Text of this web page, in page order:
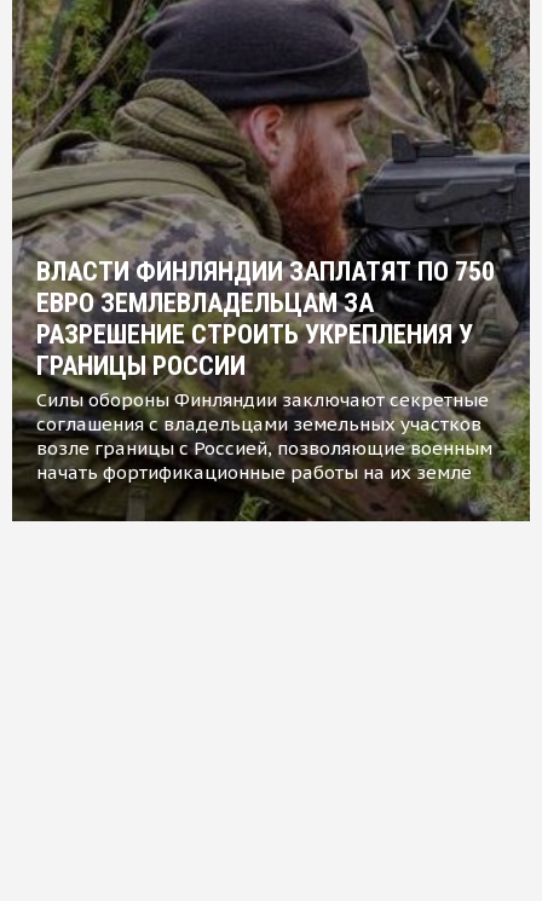
ВЛАСТИ ФИНЛЯНДИИ ЗАПЛАТЯТ ПО 750
ЕВРО ЗЕМЛЕВЛАДЕЛЬЦАМ ЗА
РАЗРЕШЕНИЕ СТРОИТЬ УКРЕПЛЕНИЯ У
ГРАНИЦЫ РОССИИ
Силы обороны Финляндии заключают секретные
соглашения с владельцами земельных участков
возле границы с Россией, позволяющие военным
начать фортификационные работы на их земле